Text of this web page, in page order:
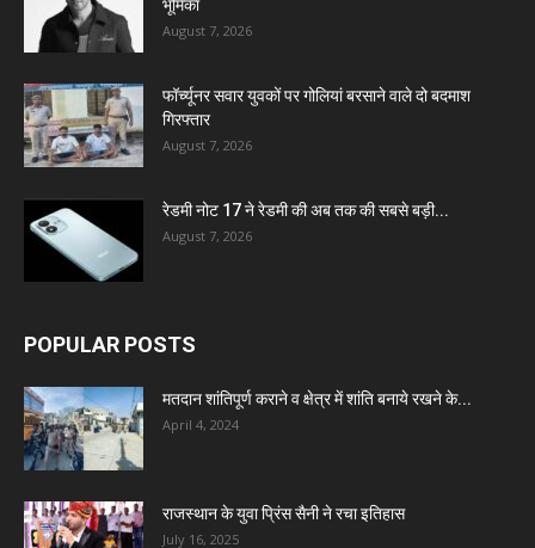
भूमिका
August 7, 2026
फॉर्च्यूनर सवार युवकों पर गोलियां बरसाने वाले दो बदमाश
गिरफ्तार
August 7, 2026
रेडमी नोट 17 ने रेडमी की अब तक की सबसे बड़ी...
August 7, 2026
POPULAR POSTS
मतदान शांतिपूर्ण कराने व क्षेत्र में शांति बनाये रखने के...
April 4, 2024
राजस्थान के युवा प्रिंस सैनी ने रचा इतिहास
July 16, 2025